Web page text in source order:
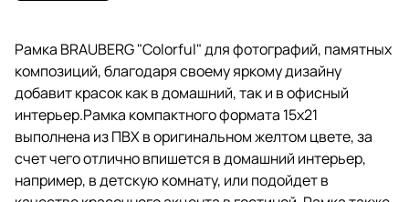
гостиной. Рамка также будет
уместна и в офисном интерьере,
который зачастую выполнен в
весьма сдержанных тонах и в
котором не хватает ярких
красок. У рамки имеется
возможность вертикального и
горизонтального подвеса, а
установки рамки на столе.
Рамка BRAUBERG "Colorful" для фотографий, памятных
композиций, благодаря своему яркому дизайну
добавит красок как в домашний, так и в офисный
интерьер.Рамка компактного формата 15х21
выполнена из ПВХ в оригинальном желтом цвете, за
счет чего отлично впишется в домашний интерьер,
например, в детскую комнату, или подойдет в